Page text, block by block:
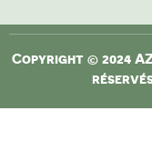
Copyright © 2024